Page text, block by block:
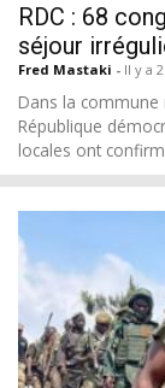
RDC : 68
séjour
Fred Mastaki - Il y a
Dans la
République
locales ont